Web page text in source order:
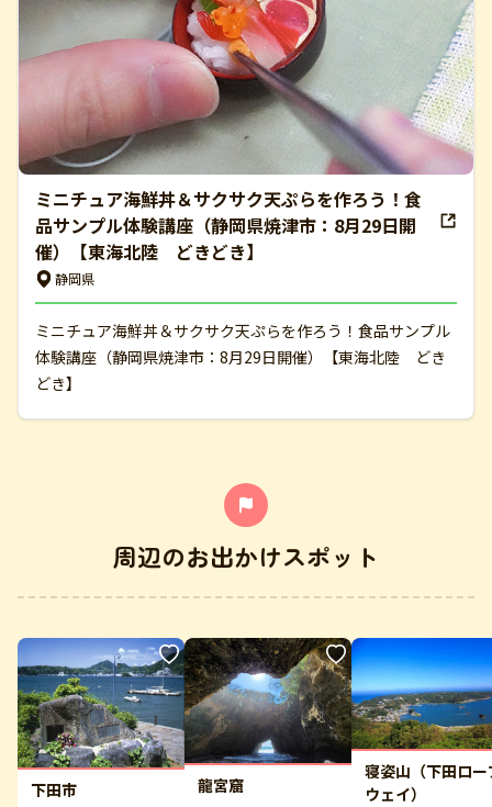
ミニチュア海鮮丼＆サクサク天ぷらを作ろう！食
品サンプル体験講座（静岡県焼津市：8月29日開
催）【東海北陸 どきどき】
静岡県
ミニチュア海鮮丼＆サクサク天ぷらを作ろう！食品サンプル
体験講座（静岡県焼津市：8月29日開催）【東海北陸 どき
どき】
周辺のお出かけスポット
下田市 龍宮窟
寝姿山（下田ロー
ウェイ）